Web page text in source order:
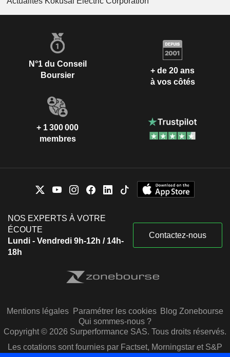
N°1 du Conseil
Boursier
+ de 20 ans
à vos côtés
+ 1 300 000
membres
NOS EXPERTS À VOTRE
ÉCOUTE
Lundi - Vendredi 9h-12h / 14h-
18h
Contactez-nous
Mentions légales Paramétrer les cookies Blog Zonebourse
Qui sommes-nous ?
Copyright © 2026 Surperformance SAS. Tous droits réservés.
Les cotations sont fournies par Factset, Morningstar et S&P